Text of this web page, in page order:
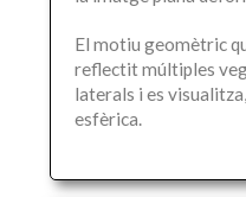
El motiu geomètric
reflectit múltiples
laterals i es
esfèrica.